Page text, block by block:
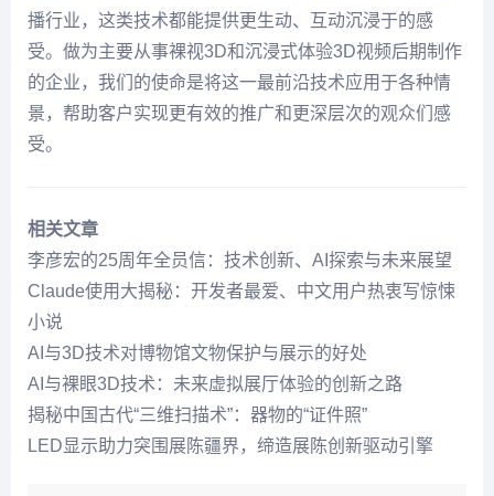
播行业，这类技术都能提供更生动、互动沉浸于的感
受。做为主要从事裸视3D和沉浸式体验3D视频后期制作
的企业，我们的使命是将这一最前沿技术应用于各种情
景，帮助客户实现更有效的推广和更深层次的观众们感
受。
相关文章
李彦宏的25周年全员信：技术创新、AI探索与未来展望
Claude使用大揭秘：开发者最爱、中文用户热衷写惊悚
小说
AI与3D技术对博物馆文物保护与展示的好处
AI与裸眼3D技术：未来虚拟展厅体验的创新之路
揭秘中国古代“三维扫描术”：器物的“证件照”
LED显示助力突围展陈疆界，缔造展陈创新驱动引擎